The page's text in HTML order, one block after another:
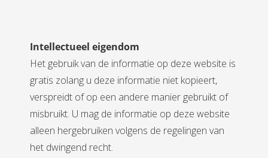
Intellectueel eigendom
Het gebruik van de informatie op deze website is
gratis zolang u deze informatie niet kopieert,
verspreidt of op een andere manier gebruikt of
misbruikt. U mag de informatie op deze website
alleen hergebruiken volgens de regelingen van
het dwingend recht.